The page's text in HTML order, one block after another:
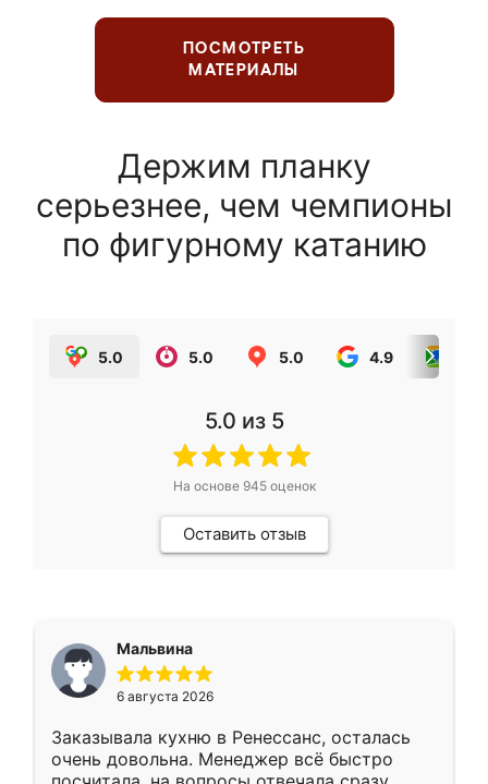
ПОСМОТРЕТЬ
МАТЕРИАЛЫ
Держим планку
серьезнее, чем чемпионы
по фигурному катанию
5.0 5.0 5.0 4.9
5.0 из 5
На основе 945оценок
Оставить отзыв
Мальвина
6 августа 2026
Заказывала кухню в Ренессанс, осталась
очень довольна. Менеджер всё быстро